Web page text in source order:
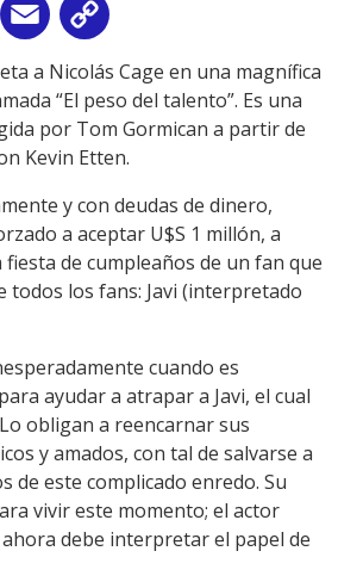
WhatsApp
Email
Link
a Nicolás Cage en una magnífica
“El peso del talento”. Es una
por Tom Gormican a partir de
Kevin Etten.
y con deudas de dinero,
a aceptar U$S 1 millón, a
de cumpleaños de un fan que
todos los fans: Javi (interpretado
cuando es
ayudar a atrapar a Javi, el cual
obligan a reencarnar sus
y amados, con tal de salvarse a
de este complicado enredo. Su
vivir este momento; el actor
debe interpretar el papel de